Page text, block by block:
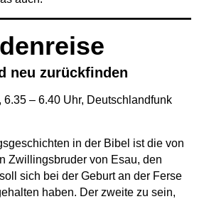
neu zurückfinden
6.35 – 6.40 Uhr, Deutschlandfunk
in der Bibel ist die von
Zwillingsbruder von Esau, den
sich bei der Geburt an der Ferse
haben. Der zweite zu sein,